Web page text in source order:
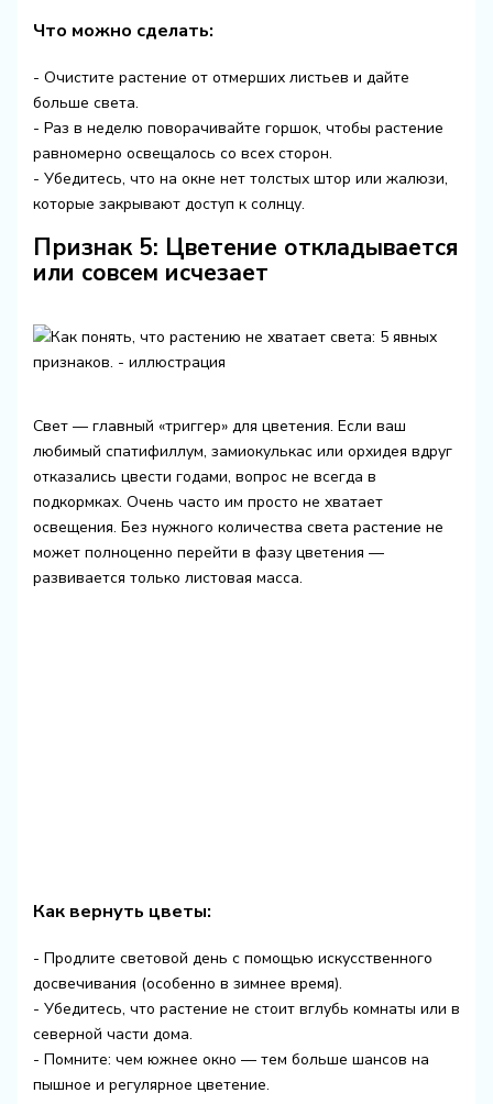
Что можно сделать:
- Очистите растение от отмерших листьев и дайте
больше света.
- Раз в неделю поворачивайте горшок, чтобы растение
равномерно освещалось со всех сторон.
- Убедитесь, что на окне нет толстых штор или жалюзи,
которые закрывают доступ к солнцу.
Признак 5: Цветение откладывается
или совсем исчезает
Свет — главный «триггер» для цветения. Если ваш
любимый спатифиллум, замиокулькас или орхидея вдруг
отказались цвести годами, вопрос не всегда в
подкормках. Очень часто им просто не хватает
освещения. Без нужного количества света растение не
может полноценно перейти в фазу цветения —
развивается только листовая масса.
Как вернуть цветы:
- Продлите световой день с помощью искусственного
досвечивания (особенно в зимнее время).
- Убедитесь, что растение не стоит вглубь комнаты или в
северной части дома.
- Помните: чем южнее окно — тем больше шансов на
пышное и регулярное цветение.